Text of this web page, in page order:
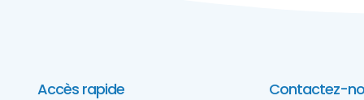
Accès rapide Contactez-